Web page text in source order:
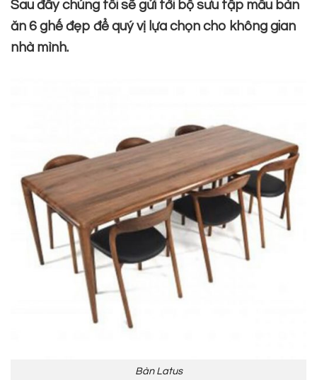
Sau đây chúng tôi sẽ gửi tới bộ sưu tập mẫu bàn
ăn 6 ghế đẹp để quý vị lựa chọn cho không gian
nhà mình.
Bàn Latus